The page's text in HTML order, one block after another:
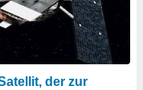
der zur